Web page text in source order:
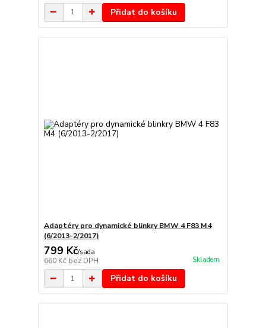
Přidat do košíku
Adaptéry pro dynamické blinkry BMW 4 F83 M4
(6/2013-2/2017)
799 Kč/sada
660 Kč bez DPH Skladem
Přidat do košíku